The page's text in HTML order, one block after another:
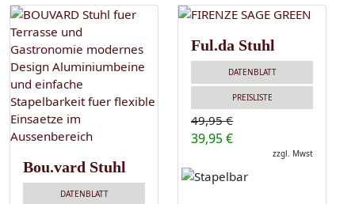
Bou.vard Stuhl
DATENBLATT
Ful.da Stuhl
DATENBLATT
PREISLISTE
49,95 €
39,95 €
zzgl. Mwst